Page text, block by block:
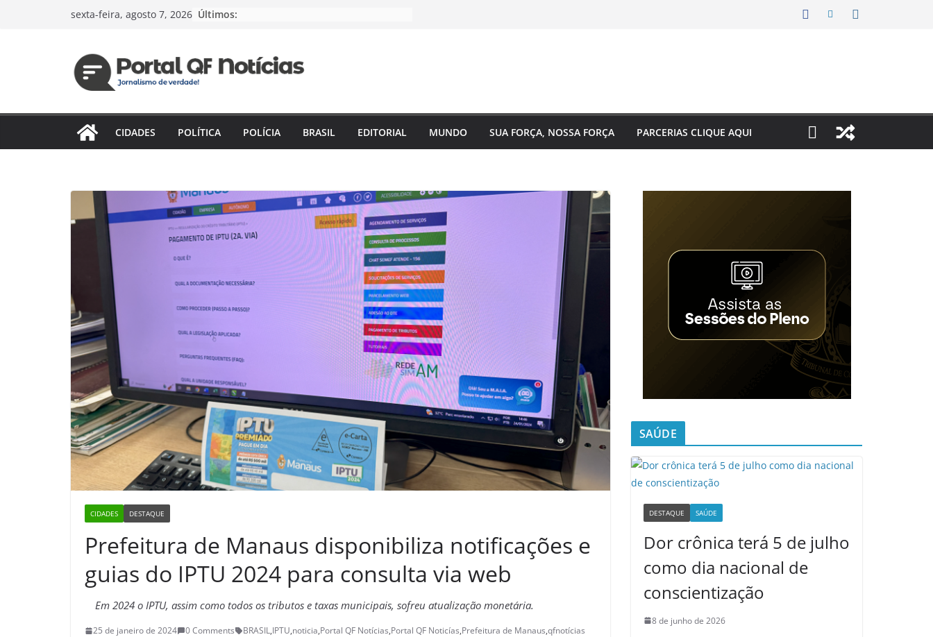
sexta-feira, agosto 7, 2026 Últimos:
CIDADES POLÍTICA POLÍCIA BRASIL EDITORIAL MUNDO SUA FORÇA, NOSSA FORÇA PARCERIAS CLIQUE AQUI
CIDADES DESTAQUE
Prefeitura de Manaus disponibiliza notificações e
guias do IPTU 2024 para consulta via web
Em 2024 o IPTU, assim como todos os tributos e taxas municipais, sofreu atualização monetária.
25 de janeiro de 2024 0 Comments BRASIL,IPTU,noticia,Portal QF Notícias,Portal QF Noticías,Prefeitura de Manaus,qfnotícias
SAÚDE
DESTAQUE SAÚDE
Dor crônica terá 5 de julho
como dia nacional de
conscientização
8 de junho de 2026